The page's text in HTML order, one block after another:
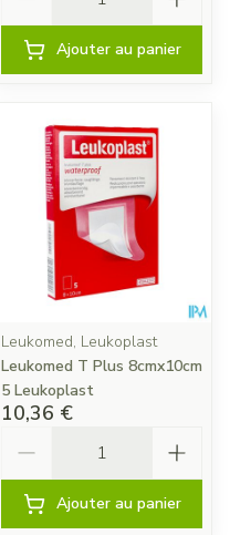
Ajouter au panier
Leukomed, Leukoplast
Leukomed T Plus 8cmx10cm
5 Leukoplast
10,36 €
Ajouter au panier